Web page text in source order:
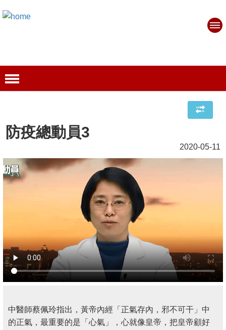
防疫總動員3
2020-05-11
中醫師蔡佩玲指出，黃帝內經「正氣存內，邪不可干」中
的正氣，最重要的是「心氣」，心就像皇帝，把皇帝顧好